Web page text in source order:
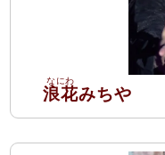
浪花みちや